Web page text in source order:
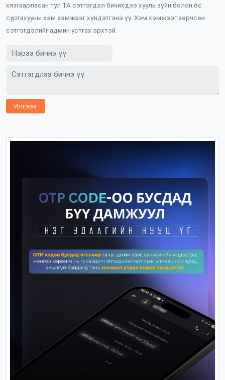
хязгаарласан тул ТА сэтгэгдэл бичихдээ хууль зүйн болон ёс
суртахууны хэм хэмжээг хүндэтгэнэ үү. Хэм хэмжээг зөрчсөн
сэтгэгдэлийг админ устгах эрхтэй.
Илгээх